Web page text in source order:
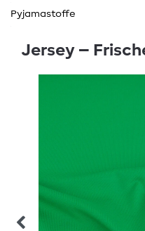
Pyjamastoffe
Jersey –